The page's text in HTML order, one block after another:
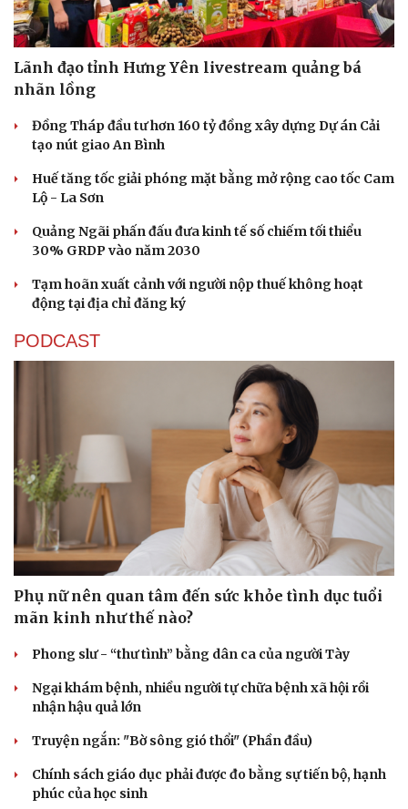
Lãnh đạo tỉnh Hưng Yên livestream quảng bá
nhãn lồng
Đồng Tháp đầu tư hơn 160 tỷ đồng xây dựng Dự án Cải
tạo nút giao An Bình
Huế tăng tốc giải phóng mặt bằng mở rộng cao tốc Cam
Lộ - La Sơn
Quảng Ngãi phấn đấu đưa kinh tế số chiếm tối thiểu
30% GRDP vào năm 2030
Tạm hoãn xuất cảnh với người nộp thuế không hoạt
động tại địa chỉ đăng ký
PODCAST
Phụ nữ nên quan tâm đến sức khỏe tình dục tuổi
mãn kinh như thế nào?
Phong slư - “thư tình” bằng dân ca của người Tày
Ngại khám bệnh, nhiều người tự chữa bệnh xã hội rồi
nhận hậu quả lớn
Truyện ngắn: "Bờ sông gió thổi" (Phần đầu)
Chính sách giáo dục phải được đo bằng sự tiến bộ, hạnh
phúc của học sinh